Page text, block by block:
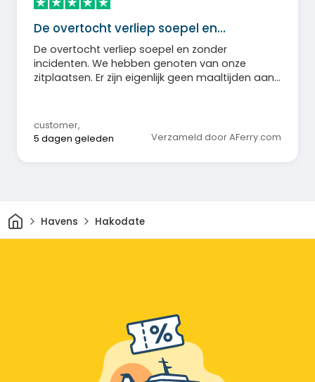
De overtocht verliep soepel en…
De overtocht verliep soepel en zonder
incidenten. We hebben genoten van onze
zitplaatsen. Er zijn eigenlijk geen maaltijden aan
customer,
5 dagen geleden
Verzameld door AFerry.com
ThuisHavens Hakodate